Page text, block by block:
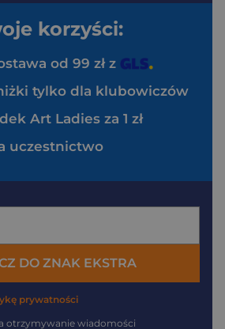
korzyści:
od 99 zł z
tylko dla klubowiczów
Art Ladies za 1 zł
uczestnictwo
DO ZNAK EKSTRA
prywatności
otrzymywanie wiadomości